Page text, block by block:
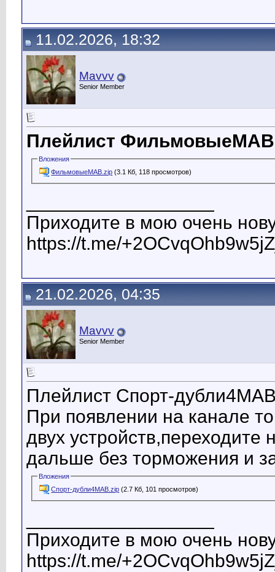
11.02.2026, 18:32
Mavvv
Senior Member
Плейлист ФильмовыеМАВ,
Вложения
ФильмовыеМАВ.zip (3.1 Кб, 118 просмотров)
Приходите в мою очень
https://t.me/
21.02.2026, 04:35
Mavvv
Senior Member
Плейлист Спорт-
При появлении на канале
двух
дальше без торможения и
Вложения
Спорт-дубли4МАВ.zip (2.7 Кб, 101 просмотров)
Приходите в мою очень
https://t.me/